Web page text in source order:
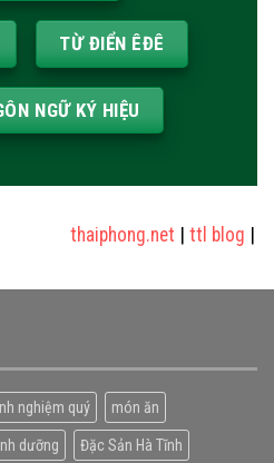
TỪ ĐIỂN ÊĐÊ
NGỮ KÝ HIỆU
thaiphong.net| ttl blog|
nghiệm quý món ăn
dưỡng Đặc Sản Hà Tĩnh